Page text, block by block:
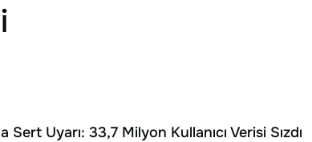
Sert Uyarı: 33,7 Milyon Kullanıcı Verisi Sızdı